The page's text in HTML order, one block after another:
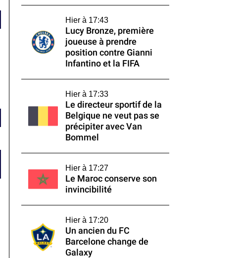
Hier à 17:43
Lucy Bronze, première
joueuse à prendre
position contre Gianni
Infantino et la FIFA
Hier à 17:33
Le directeur sportif de la
Belgique ne veut pas se
précipiter avec Van
Bommel
Hier à 17:27
Le Maroc conserve son
invincibilité
Hier à 17:20
Un ancien du FC
Barcelone change de
Galaxy